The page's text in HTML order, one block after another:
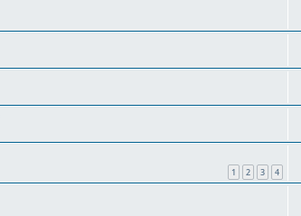
1 2 3 4